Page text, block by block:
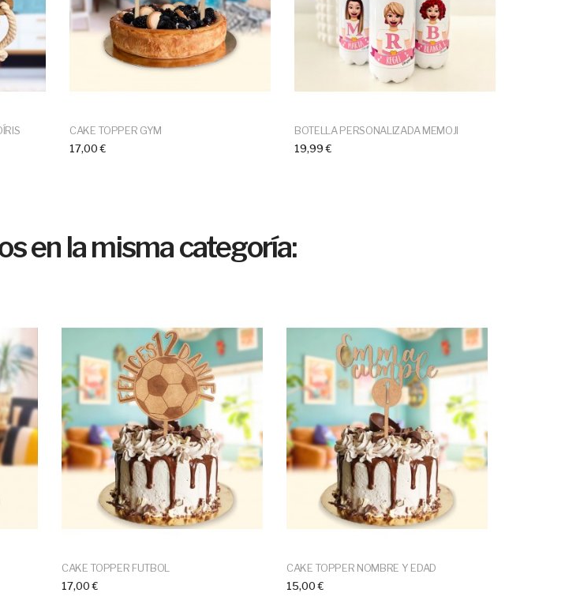
CAKE TOPPER GYM
17,00 €
BOTELLA PERSONALIZADA MEMOJI
19,99 €
en la misma categoría:
CAKE TOPPER FUTBOL
17,00 €
CAKE TOPPER NOMBRE Y EDAD
15,00 €